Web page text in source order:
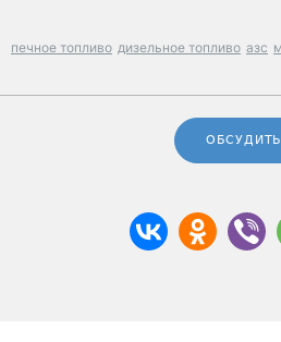
печное топливо дизельное топливо азс
ОБСУДИТЬ